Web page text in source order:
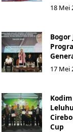
18 Mei
Bogor
17 Mei
Cup